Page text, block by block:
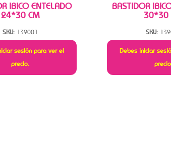
IBICO ENTELADO
24*30 CM
SKU: 139001
sesión para ver el
precio.
BASTIDOR
30*30
SKU:
Debes iniciar